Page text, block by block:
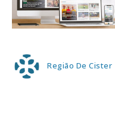
Região De Cister